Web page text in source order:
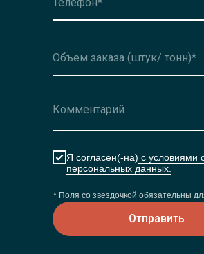
* Поля со звездочкой обязательны
Я согласен(-на) с условиями
персональных данных.
Отправить